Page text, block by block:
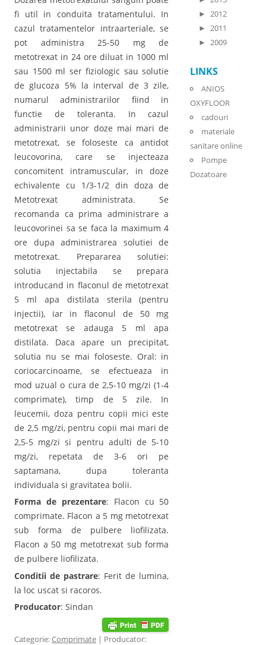
fi util in conduita tratamentului. In
cazul tratamentelor intraarteriale, se
pot administra 25-50 mg de
metotrexat in 24 ore diluat in 1000 ml
sau 1500 ml ser fiziologic sau solutie
de glucoza 5% la interval de 3 zile,
numarul administrarilor fiind in
functie de toleranta. In cazul
administrarii unor doze mai mari de
metotrexat, se foloseste ca antidot
leucovorina, care se injecteaza
concomitent intramuscular, in doze
echivalente cu 1/3-1/2 din doza de
Metotrexat administrata. Se
recomanda ca prima administrare a
leucovorinei sa se faca la maximum 4
ore dupa administrarea solutiei de
metotrexat. Prepararea solutiei:
solutia injectabila se prepara
introducand in flaconul de metotrexat
5 ml apa distilata sterila (pentru
injectii), iar in flaconul de 50 mg
metotrexat se adauga 5 ml apa
distilata. Daca apare un precipitat,
solutia nu se mai foloseste. Oral: in
coriocarcinoame, se efectueaza in
mod uzual o cura de 2,5-10 mg/zi (1-4
comprimate), timp de 5 zile. In
leucemii, doza pentru copii mici este
de 2,5 mg/zi, pentru copii mai mari de
2,5-5 mg/zi si pentru adulti de 5-10
mg/zi, repetata de 3-6 ori pe
saptamana, dupa toleranta
individuala si gravitatea bolii.
Forma de prezentare: Flacon cu 50
comprimate. Flacon a 5 mg metotrexat
sub forma de pulbere liofilizata.
Flacon a 50 mg metotrexat sub forma
de pulbere liofilizata.
Conditii de pastrare: Ferit de lumina,
la loc uscat si racoros.
Producator: Sindan
Categorie:Comprimate | Producator:
► 2012
► 2011
► 2009
LINKS
ANIOS
OXYFLOOR
cadouri
materiale
sanitare online
Pompe
Dozatoare